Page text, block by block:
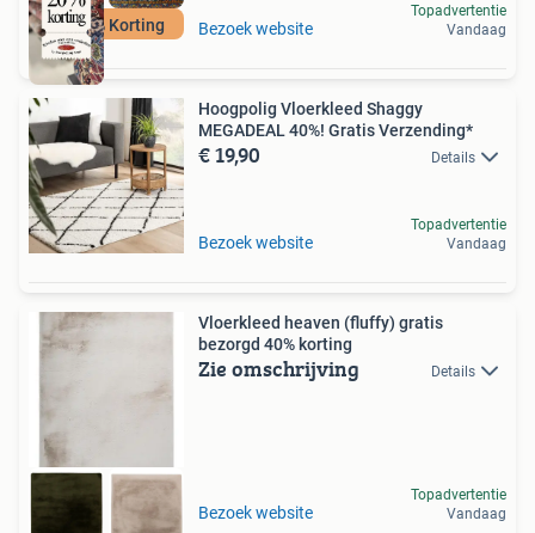
Nu 20% Korting Bezoek website
Topadvertentie
Vandaag
Hoogpolig Vloerkleed Shaggy
MEGADEAL 40%! Gratis Verzending*
€ 19,90 Details
Bezoek website
Topadvertentie
Vandaag
Vloerkleed heaven (fluffy) gratis
bezorgd 40% korting
Zie omschrijving Details
Bezoek website
Topadvertentie
Vandaag